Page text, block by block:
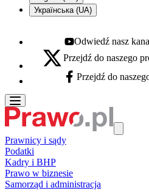
Українська (UA)
Youtube - otwiera się w
Odwiedź nasz
X - otwiera się w nowej karcie
Przejdź do naszego
Facebook - otwiera się w
Przejdź do
Prawnicy i sądy
Podatki
Kadry i BHP
Prawo w biznesie
Samorząd i administracja